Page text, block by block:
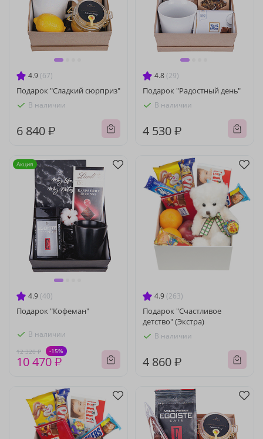
4.9 (67)
Подарок "Сладкий сюрприз"
В наличии
6 840 ₽
4.8 (29)
Подарок "Радостный день"
В наличии
4 530 ₽
4.9 (40)
Подарок "Кофеман"
В наличии
12 320 ₽ -15%
10 470 ₽
Акция
4.9 (263)
Подарок "Счастливое
детство" (Экстра)
В наличии
4 860 ₽